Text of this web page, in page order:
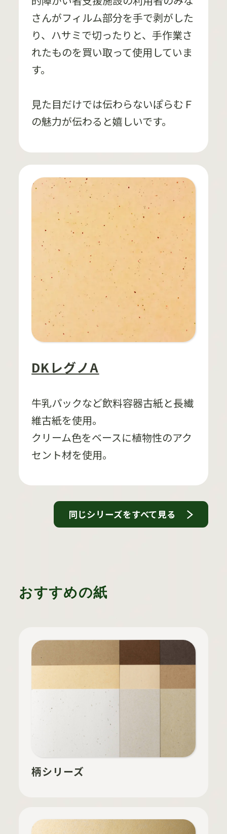
さんがフィルム部分を手で剥がした
り、ハサミで切ったりと、手作業さ
れたものを買い取って使用していま
す。
見た目だけでは伝わらないぽらむＦ
の魅力が伝わると嬉しいです。
DKレグノA
牛乳パックなど飲料容器古紙と長繊
維古紙を使用。
クリーム色をベースに植物性のアク
セント材を使用。
同じシリーズをすべて見る
おすすめの紙
柄シリーズ